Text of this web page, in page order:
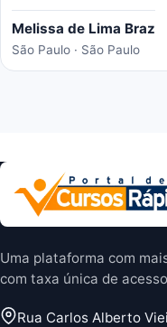
Melissa de Lima Braz
São Paulo · São Paulo
Uma plataforma com
com taxa única de
Rua Carlos Alberto